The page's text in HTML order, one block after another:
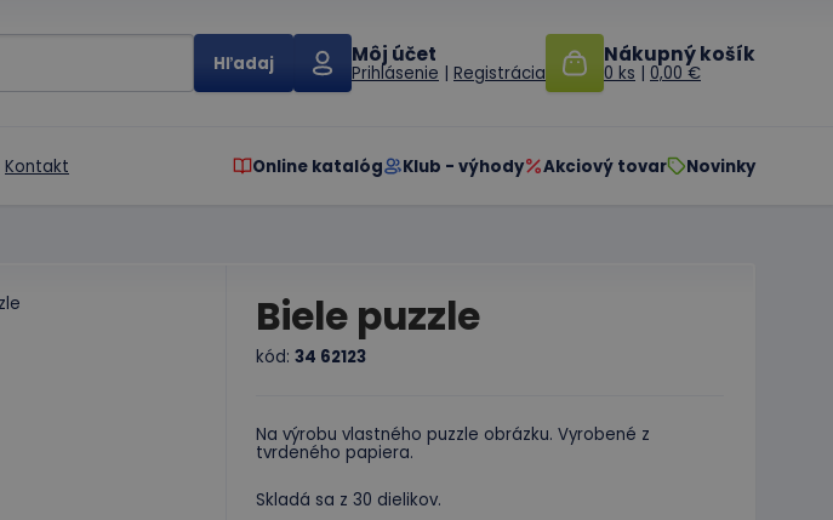
Môj účet
Prihlásenie | Registrácia
Nákupný košík
0 ks | 0,00 €
Kontakt Online katalóg Klub - výhody Akciový tovar Novinky
Biele puzzle
kód: 34 62123
Na výrobu vlastného puzzle obrázku. Vyrobené z
tvrdeného papiera.
Skladá sa z 30 dielikov.